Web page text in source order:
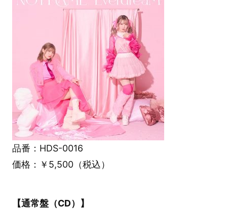
品番：HDS-0016
価格：￥5,500（税込）
【通常盤（CD）】